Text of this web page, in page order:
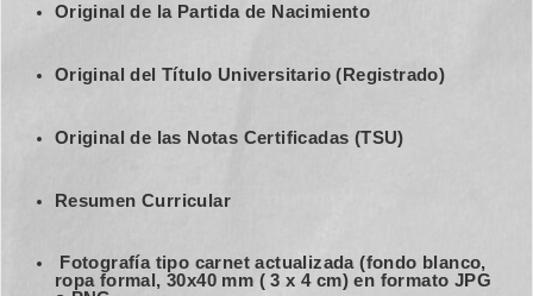
Original de la Partida de Nacimiento
Original del Título Universitario (Registrado)
Original de las Notas Certificadas (TSU)
Resumen Curricular
Fotografía tipo carnet actualizada (fondo blanco,
ropa formal, 30x40 mm ( 3 x 4 cm) en formato JPG